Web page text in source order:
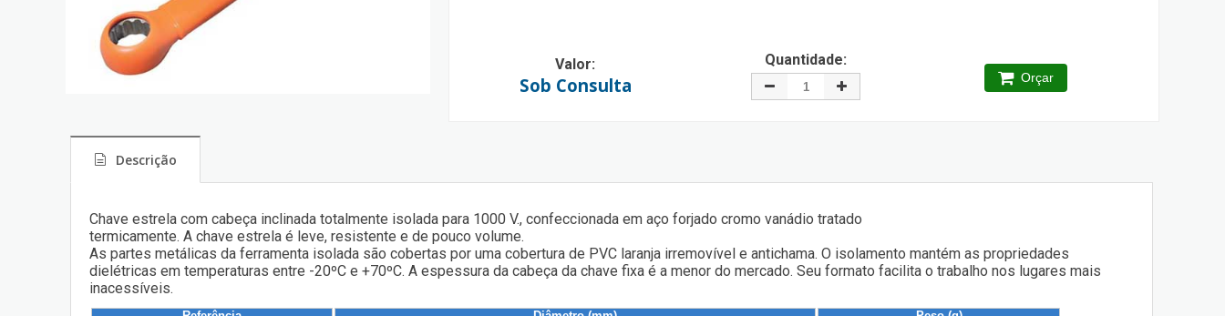
Valor:
Sob Consulta
Quantidade:
Orçar
Descrição
Chave estrela com cabeça inclinada totalmente isolada para 1000 V., confeccionada em aço forjado cromo vanádio tratado
termicamente. A chave estrela é leve, resistente e de pouco volume.
As partes metálicas da ferramenta isolada são cobertas por uma cobertura de PVC laranja irremovível e antichama. O isolamento mantém as propriedades
dielétricas em temperaturas entre -20ºC e +70ºC. A espessura da cabeça da chave fixa é a menor do mercado. Seu formato facilita o trabalho nos lugares mais
inacessíveis.